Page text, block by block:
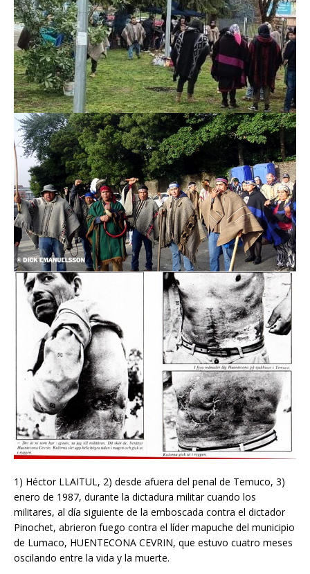
1) Héctor LLAITUL, 2) desde afuera del penal de Temuco, 3)
enero de 1987, durante la dictadura militar cuando los
militares, al día siguiente de la emboscada contra el dictador
Pinochet, abrieron fuego contra el líder mapuche del municipio
de Lumaco, HUENTECONA CEVRIN, que estuvo cuatro meses
oscilando entre la vida y la muerte.